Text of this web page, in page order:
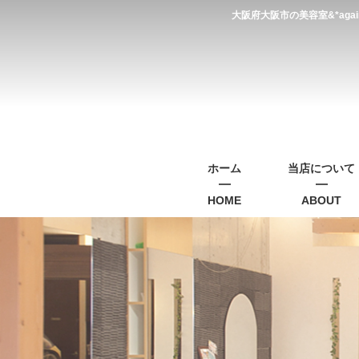
大阪府大阪市の美容室
ホーム
HOME
当店について
ABOUT